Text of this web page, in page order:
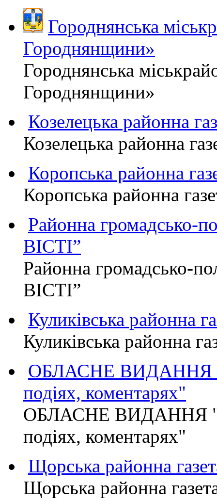
Городнянська
Городнянщини»
Городнянська
Городнянщини»
Козелецька районна
Козелецька районна
Коропська районна
Коропська районна
Районна громадсько-
ВІСТІ”
Районна громадсько-
ВІСТІ”
Куликівська районна
Куликівська районна
ОБЛАСНЕ ВИДАННЯ
подіях, коментарях"
ОБЛАСНЕ ВИДАННЯ
подіях, коментарях"
Щорська районна
Щорська районна